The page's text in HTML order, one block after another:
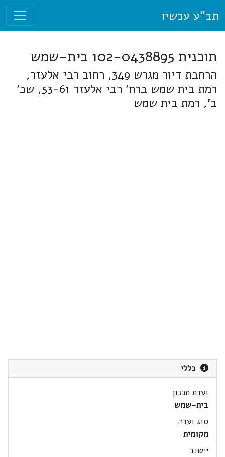
תב"ע עכשיו
תוכנית 102-0438895 בית-שמש
הרחבת דיור מגרש 349, רחוב רבי אלעזר,
רמת בית שמש ברח' רבי אלעזר 53-61, שכ'
ב', רמת בית שמש
כללי
ועדת תכנון
בית-שמש
סוג ועדה
מקומית
יישוב